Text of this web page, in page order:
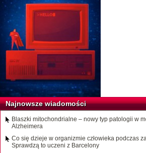
Najnowsze wiadomości
Blaszki mitochondrialne – nowy typ patologii w
Alzheimera
Co się dzieje w organizmie człowieka podczas
Sprawdzą to uczeni z Barcelony